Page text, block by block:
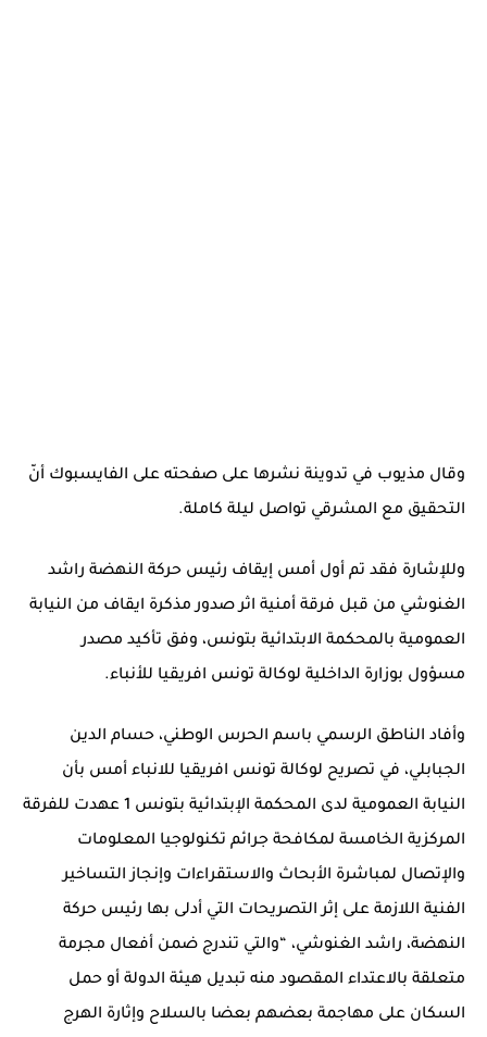
وقال مذيوب في تدوينة نشرها على صفحته على الفايسبوك أنّ
التحقيق مع المشرقي تواصل ليلة كاملة.
وللإشارة فقد تم أول أمس إيقاف رئيس حركة النهضة راشد
الغنوشي من قبل فرقة أمنية اثر صدور مذكرة ايقاف من النيابة
العمومية بالمحكمة الابتدائية بتونس، وفق تأكيد مصدر
مسؤول بوزارة الداخلية لوكالة تونس افريقيا للأنباء.
وأفاد الناطق الرسمي باسم الحرس الوطني،‎‎ حسام الدين
الجبابلي، في تصريح لوكالة تونس افريقيا للانباء أمس بأن
النيابة العمومية لدى المحكمة الإبتدائية بتونس 1 عهدت للفرقة
المركزية الخامسة لمكافحة جرائم تكنولوجيا المعلومات
والإتصال لمباشرة الأبحاث والاستقراءات وإنجاز التساخير
الفنية اللازمة على إثر التصريحات التي أدلى بها رئيس حركة
النهضة، راشد الغنوشي، “والتي تندرج ضمن أفعال مجرمة
متعلقة بالاعتداء المقصود منه تبديل هيئة الدولة أو حمل
السكان على مهاجمة بعضهم بعضا بالسلاح وإثارة الهرج